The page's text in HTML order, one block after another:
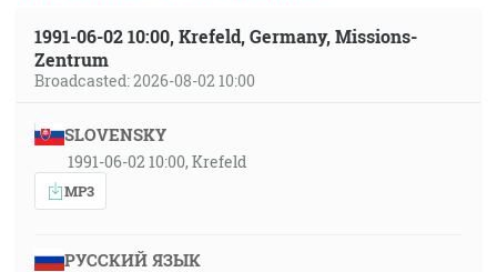
1991-06-02 10:00, Krefeld, Germany, Missions-
Zentrum
Broadcasted: 2026-08-02 10:00
SLOVENSKY
1991-06-02 10:00, Krefeld
MP3
РУССКИЙ ЯЗЫК